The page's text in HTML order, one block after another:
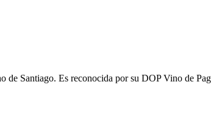
Santiago. Es reconocida por su DOP Vino de